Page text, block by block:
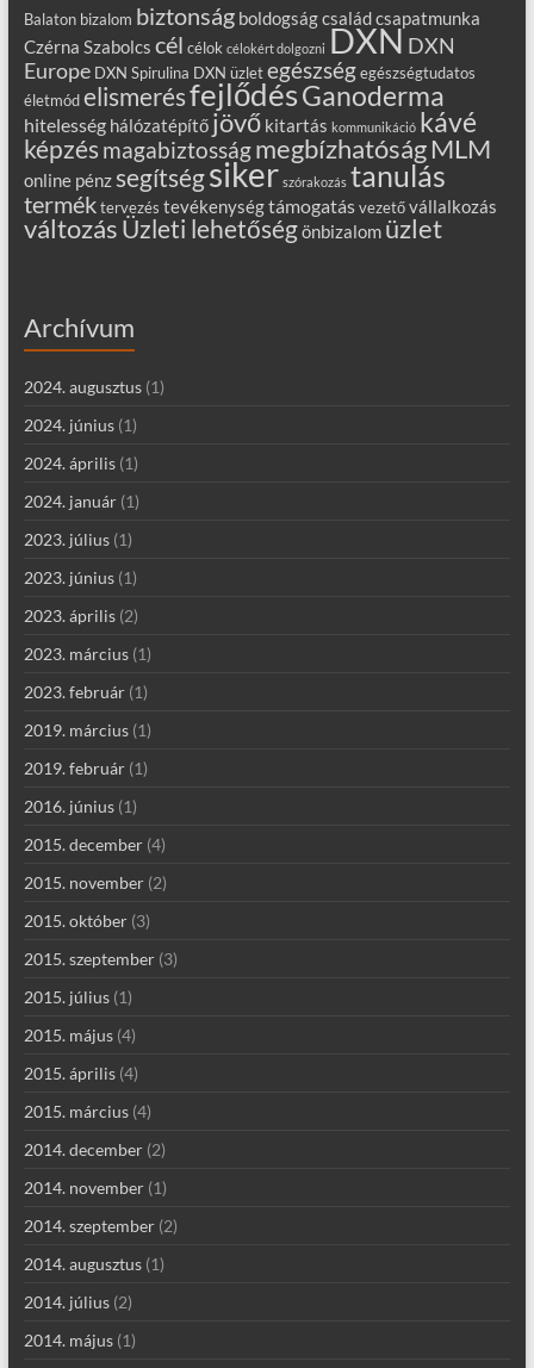
Balaton bizalom biztonság boldogságcsaládcsapatmunka
Czérna Szabolcs cél célok célokért dolgozni DXNDXN
Europe DXN Spirulina DXN üzlet egészség egészségtudatos
életmód elismerésfejlődésGanoderma
hitelesség hálózatépítő jövő kitartás kommunikáció kávé
képzésmagabiztosságmegbízhatóság MLM
online pénz segítségsiker szórakozás tanulás
termék tervezés tevékenységtámogatás vezető vállalkozás
változás Üzleti lehetőségönbizalom üzlet
Archívum
2024. augusztus(1)
2024. június(1)
2024. április(1)
2024. január(1)
2023. július(1)
2023. június(1)
2023. április(2)
2023. március(1)
2023. február(1)
2019. március(1)
2019. február(1)
2016. június(1)
2015. december(4)
2015. november(2)
2015. október(3)
2015. szeptember(3)
2015. július(1)
2015. május(4)
2015. április(4)
2015. március(4)
2014. december(2)
2014. november(1)
2014. szeptember(2)
2014. augusztus(1)
2014. július(2)
2014. május(1)